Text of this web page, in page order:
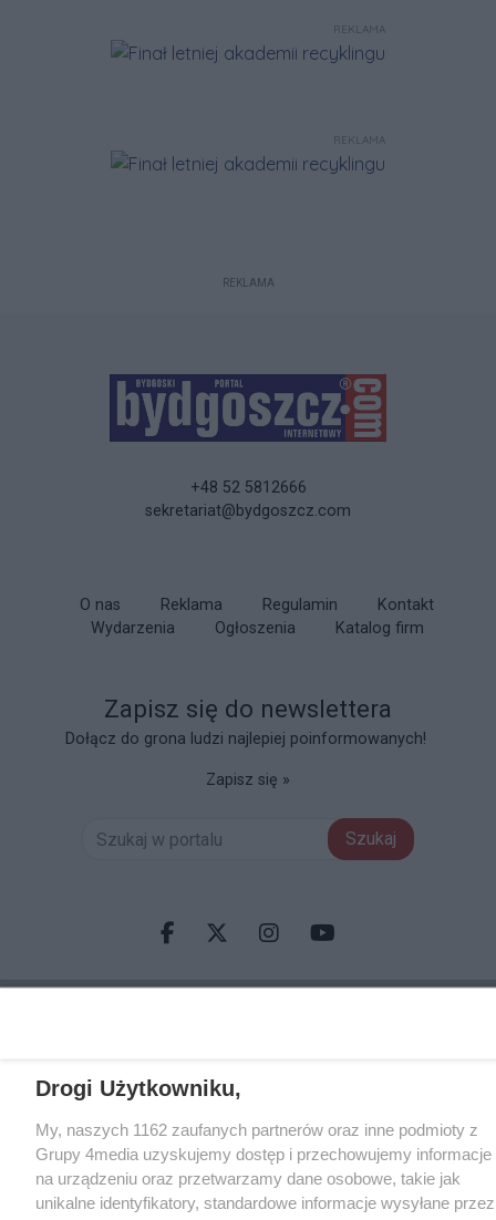
REKLAMA
REKLAMA
REKLAMA
+48 52 5812666
sekretariat@bydgoszcz.com
O nas Reklama Regulamin
Kontakt
Wydarzenia
Ogłoszenia Katalog firm
Zapisz się do newslettera
Dołącz do grona ludzi najlepiej poinformowanych!
Zapisz się »
Szukaj
Facebook.com
X.comInstagram.com
Youtube.com
Drogi Użytkowniku,
My, naszych 1162 zaufanych partnerów oraz inne podmioty z
Grupy 4media uzyskujemy dostęp i przechowujemy informacje
na urządzeniu oraz przetwarzamy dane osobowe, takie jak
unikalne identyfikatory, standardowe informacje wysyłane przez